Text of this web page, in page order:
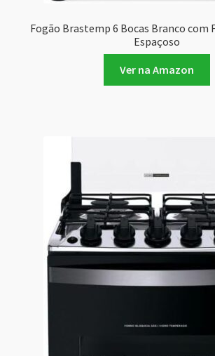
Fogão Brastemp 6 Bocas Branco com
Espaçoso
Ver na Amazon